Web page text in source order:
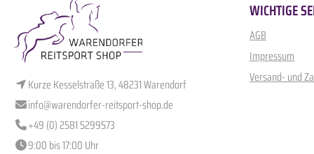
Kurze Kesselstraße 13, 48231 Warendorf
info@warendorfer-reitsport-shop.de
+49 (0) 2581 5299573
9:00 bis 17:00 Uhr
WICHTIGE
AGB
Impressum
Versand- und